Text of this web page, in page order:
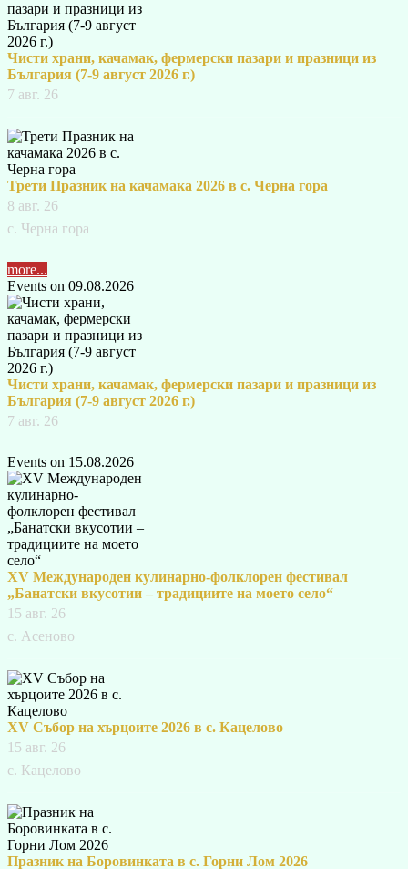
Чисти храни, качамак, фермерски пазари и празници из
България (7-9 август 2026 г.)
7 авг. 26
Трети Празник на качамака 2026 в с. Черна гора
8 авг. 26
с. Черна гора
more...
Events on 09.08.2026
Чисти храни, качамак, фермерски пазари и празници из
България (7-9 август 2026 г.)
7 авг. 26
Events on 15.08.2026
XV Международен кулинарно-фолклорен фестивал
„Банатски вкусотии – традициите на моето село“
15 авг. 26
с. Асеново
XV Събор на хърцоите 2026 в с. Кацелово
15 авг. 26
с. Кацелово
Празник на Боровинката в с. Горни Лом 2026